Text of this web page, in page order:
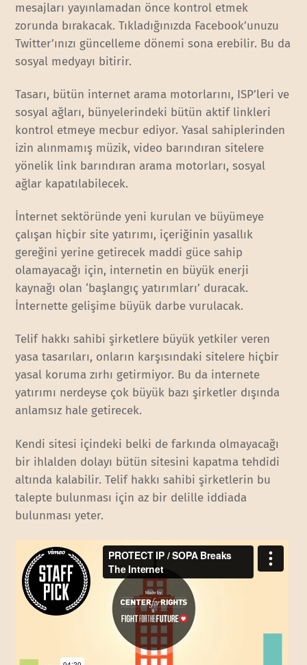
mesajları yayınlamadan önce kontrol etmek
zorunda bırakacak. Tıkladığınızda Facebook’unuzu
Twitter’ınızı güncelleme dönemi sona erebilir. Bu da
sosyal medyayı bitirir.
Tasarı, bütün internet arama motorlarını, ISP’leri ve
sosyal ağları, bünyelerindeki bütün aktif linkleri
kontrol etmeye mecbur ediyor. Yasal sahiplerinden
izin alınmamış müzik, video barındıran sitelere
yönelik link barındıran arama motorları, sosyal
ağlar kapatılabilecek.
İnternet sektöründe yeni kurulan ve büyümeye
çalışan hiçbir site yatırımı, içeriğinin yasallık
gereğini yerine getirecek maddi güce sahip
olamayacağı için, internetin en büyük enerji
kaynağı olan ‘başlangıç yatırımları’ duracak.
İnternette gelişime büyük darbe vurulacak.
Telif hakkı sahibi şirketlere büyük yetkiler veren
yasa tasarıları, onların karşısındaki sitelere hiçbir
yasal koruma zırhı getirmiyor. Bu da internete
yatırımı nerdeyse çok büyük bazı şirketler dışında
anlamsız hale getirecek.
Kendi sitesi içindeki belki de farkında olmayacağı
bir ihlalden dolayı bütün sitesini kapatma tehdidi
altında kalabilir. Telif hakkı sahibi şirketlerin bu
talepte bulunması için az bir delille iddiada
bulunması yeter.